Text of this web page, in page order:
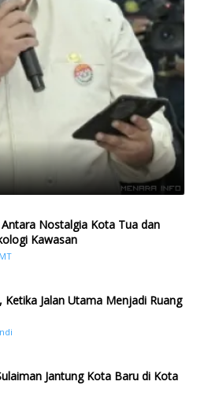
Nostalgia Kota Tua dan
Kawasan
Ketika Jalan Utama Menjadi Ruang
Jantung Kota Baru di Kota